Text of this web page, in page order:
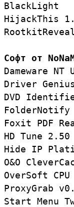
BlackLight
HijackThis
Софт от
Dameware
Driver
DVD
FolderNotify
Foxit PDF
HD Tune 2.50
Hide IP
O&O
OverSoft
ProxyGrab
Start Menu